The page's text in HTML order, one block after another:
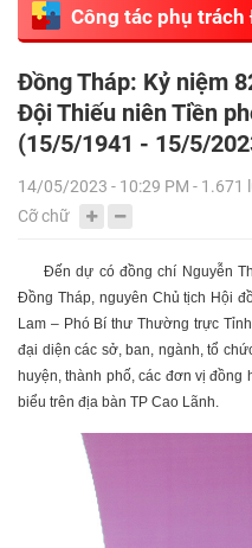
Công tác phụ trách
Đồng Tháp: Kỷ niệm
Đội Thiếu niên Tiền
(15/5/1941 - 15/5/
14/05/2023 - 10:29 PM - 1.671
Cỡ chữ
Đến dự có đồng chí Nguyễn
Đồng Tháp, nguyên Chủ tịch Hội
Lam – Phó Bí thư Thường trực
đại diện các sở, ban, ngành, tổ
huyện, thành phố, các đơn vị đồng
biểu trên địa bàn TP Cao Lãnh.